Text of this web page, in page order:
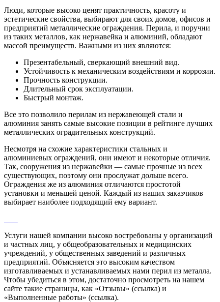
Люди, которые высоко ценят практичность, красоту и
эстетические свойства, выбирают для своих домов, офисов и
предприятий металлические ограждения. Перила, и поручни
из таких металлов, как нержавейка и алюминий, обладают
массой преимуществ. Важными из них являются:
Презентабельный, сверкающий внешний вид.
Устойчивость к механическим воздействиям и коррозии.
Прочность конструкции.
Длительный срок эксплуатации.
Быстрый монтаж.
Все это позволило перилам из нержавеющей стали и
алюминия занять самые высокие позиции в рейтинге лучших
металлических оградительных конструкций.
Несмотря на схожие характеристики стальных и
алюминиевых ограждений, они имеют и некоторые отличия.
Так, сооружения из нержавейки — самые прочные из всех
существующих, поэтому они прослужат дольше всего.
Ограждения же из алюминия отличаются простотой
установки и меньшей ценой. Каждый из наших заказчиков
выбирает наиболее подходящий ему вариант.
Услуги нашей компании высоко востребованы у организаций
и частных лиц, у общеобразовательных и медицинских
учреждений, у общественных заведений и различных
предприятий. Объясняется это высоким качеством
изготавливаемых и устанавливаемых нами перил из металла.
Чтобы убедиться в этом, достаточно просмотреть на нашем
сайте такие страницы, как «Отзывы» (ссылка) и
«Выполненные работы» (ссылка).